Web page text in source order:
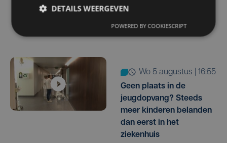
gerecupereerde BTW
terugbetalen
wo 5 augustus | 16:55
Geen plaats in de
jeugdopvang? Steeds
meer kinderen belanden
dan eerst in het
ziekenhuis
DETAILS WEERGEVEN
POWERED BY COOKIESCRIPT